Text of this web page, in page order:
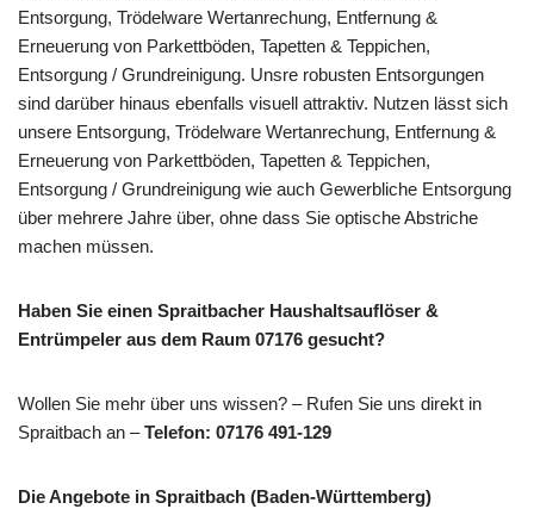
Entsorgung, Trödelware Wertanrechung, Entfernung &
Erneuerung von Parkettböden, Tapetten & Teppichen,
Entsorgung / Grundreinigung. Unsre robusten Entsorgungen
sind darüber hinaus ebenfalls visuell attraktiv. Nutzen lässt sich
unsere Entsorgung, Trödelware Wertanrechung, Entfernung &
Erneuerung von Parkettböden, Tapetten & Teppichen,
Entsorgung / Grundreinigung wie auch Gewerbliche Entsorgung
über mehrere Jahre über, ohne dass Sie optische Abstriche
machen müssen.
Haben Sie einen Spraitbacher Haushaltsauflöser &
Entrümpeler aus dem Raum 07176 gesucht?
Wollen Sie mehr über uns wissen? – Rufen Sie uns direkt in
Spraitbach an –Telefon: 07176 491-129
Die Angebote in Spraitbach (Baden-Württemberg)